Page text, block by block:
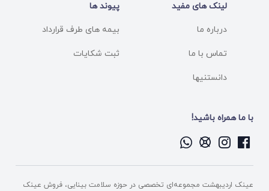
لینک های مفید
درباره ما
تماس با ما
دانستنیها
پیوند ها
بیمه های طرف قرارداد
ثبت شکایات
با ما همراه باشید!
عینک اردیبهشت مجموعه‌ای تخصصی در حوزه سلامت بینایی، فروش عینک